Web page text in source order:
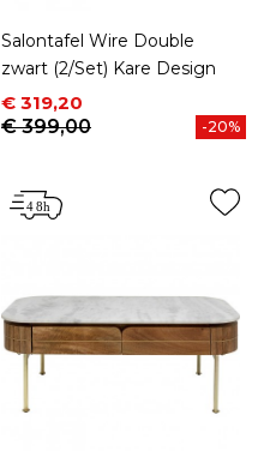
Salontafel Wire Double
zwart (2/Set) Kare Design
Prijs
€ 319,20
Normale prijs
€ 399,00
-20%